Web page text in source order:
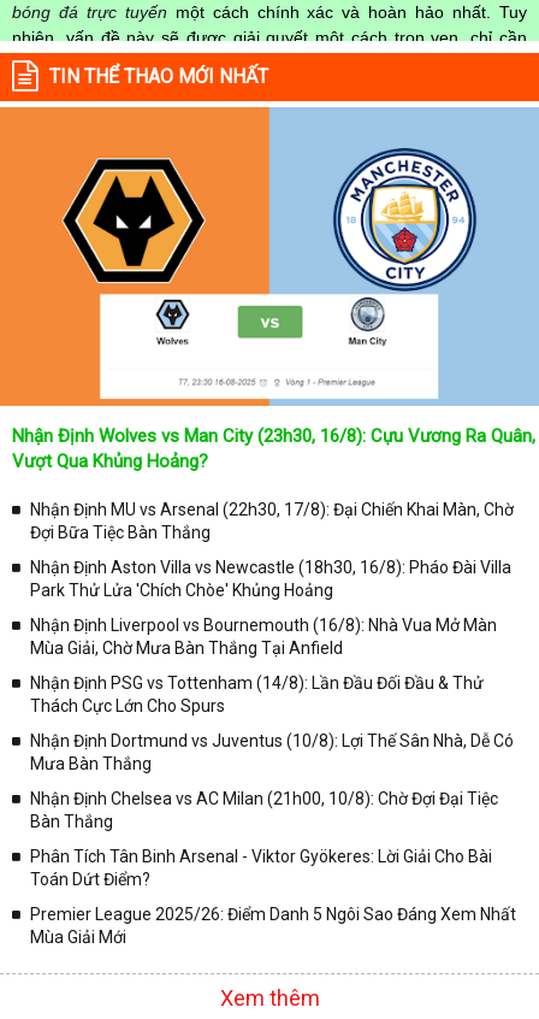
bóng đá trực tuyến một cách chính xác và hoàn hảo nhất. Tuy
nhiên, vấn đề này sẽ được giải quyết một cách trọn vẹn, chỉ cần
truy cập vào chuyên mục
Lịch Thi Đấu
mọi người hoàn toàn nắm rõ được chính xác về thời gian các trận
đấu bóng đá Việt Nam hay trên Thế giới diễn ra trong thời gian sắp
cả 2 đội tuyển bóng đá đang đạt được.
Không chỉ dừng lại ở đó, những người hâm mộ bóng đá có thể cập
nhật được chính xác về lịch phát sóng bóng đá được tường thuật
trực tiếp ở trên những kênh truyền hình thể thao lớn nhất hiện nay
như: VTV3, K+, SCTV, Thể thao TV,... Nếu như bạn không muốn
bỏ lỡ bất kỳ một trận đấu bóng đá nào trong từng mùa giải, hãy
thường xuyên vào chuyên mụcLịch Thi Đấutại chuyên trang
để cập nhật thông tin chính xác nhất nhé!
Lịch thi đấu được cập nhật chính xác trong toàn bộ các giải
Tại Lịch Thi Đấu của chuyên trang kqbongda.net
sẽ cập nhanh
chóng và chính xác nhất thời gian từng trận đấu bóng đá diễn ra ở
trong từng giải đấu như:
✓ Giải đấu bóng đá Ngoại hạng Anh;
✓ Giải bóng Cúp C1 Châu Âu;
✓ Giải VĐQG Tây Ban Nha;
✓ VĐQG Đức;
✓ VĐQG Pháp;
✓ Liên Đoàn Anh;
✓ U23 Châu Á;
✓ Euro 2020;
✓ VLWC KV Châu Á;
TIN THỂ THAO MỚI NHẤT
Nhận Định Wolves vs Man City (23h30, 16/8): Cựu Vương Ra Quân,
Vượt Qua Khủng Hoảng?
Nhận Định MU vs Arsenal (22h30, 17/8): Đại Chiến Khai Màn, Chờ
Đợi Bữa Tiệc Bàn Thắng
Nhận Định Aston Villa vs Newcastle (18h30, 16/8): Pháo Đài Villa
Park Thử Lửa 'Chích Chòe' Khủng Hoảng
Nhận Định Liverpool vs Bournemouth (16/8): Nhà Vua Mở Màn
Mùa Giải, Chờ Mưa Bàn Thắng Tại Anfield
Nhận Định PSG vs Tottenham (14/8): Lần Đầu Đối Đầu & Thử
Thách Cực Lớn Cho Spurs
Nhận Định Dortmund vs Juventus (10/8): Lợi Thế Sân Nhà, Dễ Có
Mưa Bàn Thắng
Nhận Định Chelsea vs AC Milan (21h00, 10/8): Chờ Đợi Đại Tiệc
Bàn Thắng
Phân Tích Tân Binh Arsenal - Viktor Gyökeres: Lời Giải Cho Bài
Toán Dứt Điểm?
Premier League 2025/26: Điểm Danh 5 Ngôi Sao Đáng Xem Nhất
Mùa Giải Mới
Xem thêm